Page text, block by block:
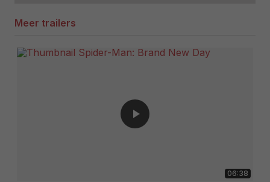
Meer trailers
06:38